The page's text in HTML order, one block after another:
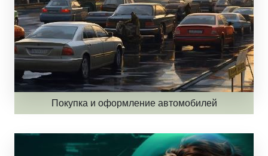
Покупка и оформление автомобилей